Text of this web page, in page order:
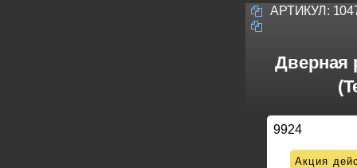
АРТИКУЛ:
Дверная
9924
Акция